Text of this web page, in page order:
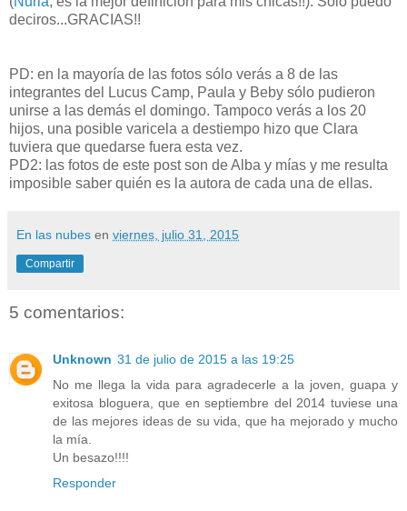
deciros...GRACIAS!!
PD: en la mayoría de las fotos sólo verás a 8 de las
integrantes del Lucus Camp, Paula y Beby sólo pudieron
unirse a las demás el domingo. Tampoco verás a los 20
hijos, una posible varicela a destiempo hizo que Clara
tuviera que quedarse fuera esta vez.
PD2: las fotos de este post son de Alba y mías y me resulta
imposible saber quién es la autora de cada una de ellas.
En las nubes en viernes, julio 31, 2015
Compartir
5 comentarios:
Unknown 31 de julio de 2015 a las 19:25
No me llega la vida para agradecerle a la joven, guapa y
exitosa bloguera, que en septiembre del 2014 tuviese una
de las mejores ideas de su vida, que ha mejorado y mucho
la mía.
Un besazo!!!!
Responder